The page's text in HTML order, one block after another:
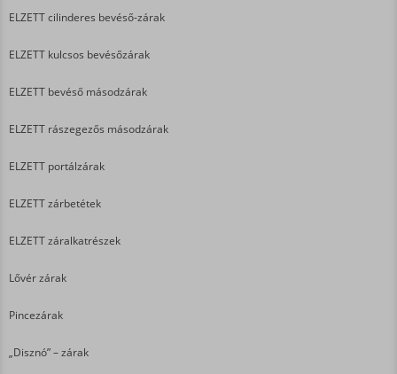
ELZETT cilinderes bevéső-zárak
ELZETT kulcsos bevésőzárak
ELZETT bevéső másodzárak
ELZETT rászegezős másodzárak
ELZETT portálzárak
ELZETT zárbetétek
ELZETT záralkatrészek
Lővér zárak
Pincezárak
„Disznó” – zárak